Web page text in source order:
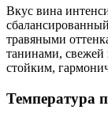
Вкус вина
травяными
танинами,
стойким,
Температура